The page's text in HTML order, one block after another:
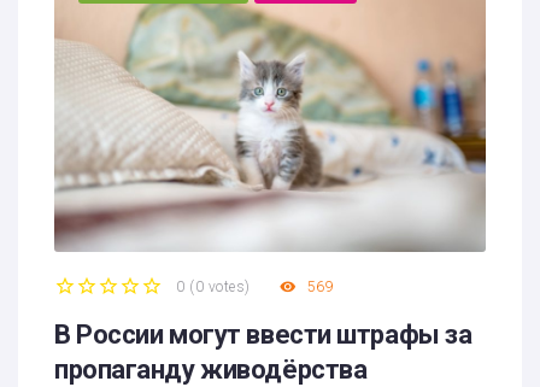
0 ( 0 votes) 569
В России могут ввести штрафы за
пропаганду живодёрства